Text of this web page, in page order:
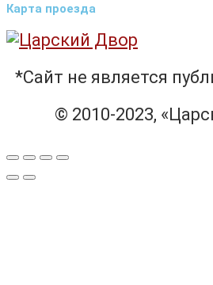
Карта проезда
*Сайт не является
© 2010-2023,